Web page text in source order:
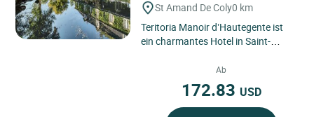
St Amand De Coly0 km
Teritoria Manoir d’Hautegente ist
ein charmantes Hotel in Saint-
Region Nouvelle-Aquitaine,...
Ab
172.83 USD